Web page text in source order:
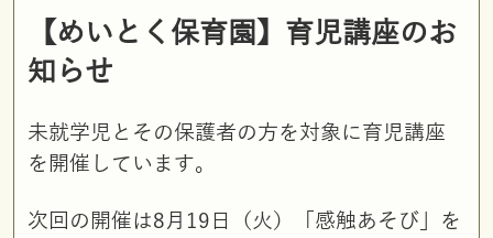
【めいとく保育園】育児講座のお
知らせ
未就学児とその保護者の方を対象に育児講座
を開催しています。
次回の開催は8月19日（火）「感触あそび」を